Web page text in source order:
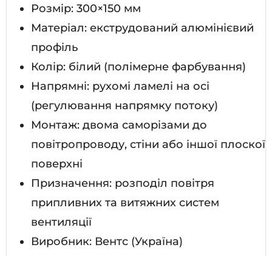
Розмір: 300×150 мм
Матеріал: екструдований алюмінієвий
профіль
Колір: білий (полімерне фарбування)
Напрямні: рухомі ламелі на осі
(регулювання напрямку потоку)
Монтаж: двома саморізами до
повітропроводу, стіни або іншої плоскої
поверхні
Призначення: розподіл повітря
припливних та витяжних систем
вентиляції
Виробник: Вентс (Україна)